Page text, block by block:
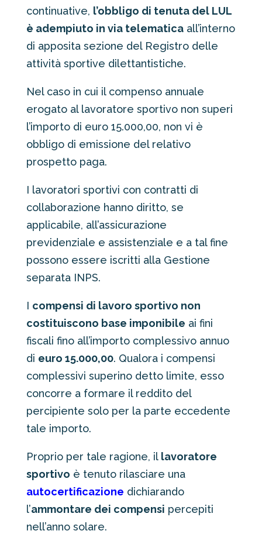
continuative, l’obbligo di tenuta del LUL
è adempiuto in via telematicaall’interno
di apposita sezione del Registro delle
attività sportive dilettantistiche.
Nel caso in cui il compenso annuale
erogato al lavoratore sportivo non superi
l’importo di euro 15.000,00, non vi è
obbligo di emissione del relativo
prospetto paga.
I lavoratori sportivi con contratti di
collaborazione hanno diritto, se
applicabile, all’assicurazione
previdenziale e assistenziale e a tal fine
possono essere iscritti alla Gestione
separata INPS.
I compensi di lavoro sportivo non
costituiscono base imponibile ai fini
fiscali fino all’importo complessivo annuo
di euro 15.000,00. Qualora i compensi
complessivi superino detto limite, esso
concorre a formare il reddito del
percipiente solo per la parte eccedente
tale importo.
Proprio per tale ragione, il lavoratore
sportivo è tenuto rilasciare una
autocertificazione dichiarando
l’ammontare dei compensi percepiti
nell’anno solare.